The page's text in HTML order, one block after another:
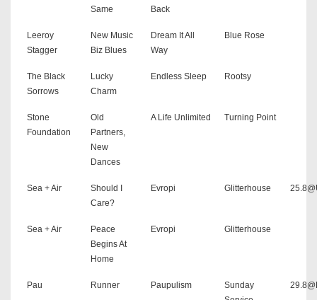
Same
Back
Leeroy
Stagger
New Music
Biz Blues
Dream It All
Way
Blue Rose
The Black
Sorrows
Lucky
Charm
Endless Sleep Rootsy
Stone
Foundation
Old
Partners,
New
Dances
A Life Unlimited Turning Point
Sea + Air
Should I
Care?
Evropi Glitterhouse
Sea + Air
Peace
Begins At
Home
Evropi Glitterhouse
Pau Runner Paupulism
Sunday